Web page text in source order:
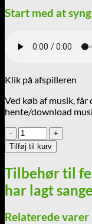
Start med at
Klik på afspilleren
Ved køb af musik,
hente/download
Musik
Mp3
=
Tørresnoren
-
5
vers
antal
Tilføj til kurv
Tilbehør til
har lagt
Relaterede varer